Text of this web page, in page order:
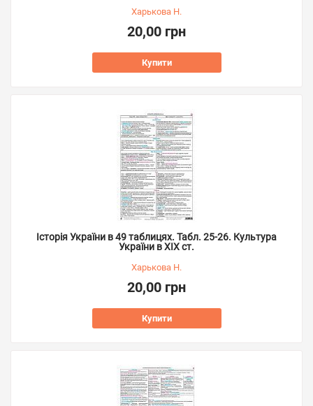
Харькова Н.
20,00 грн
Купити
Історія України в 49 таблицях. Табл. 25-26. Культура
України в ХІХ ст.
Харькова Н.
20,00 грн
Купити